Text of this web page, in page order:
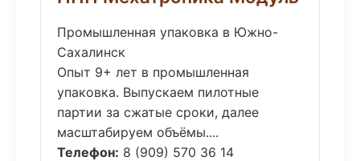
Промышленная упаковка в Южно-
Сахалинск
Опыт 9+ лет в промышленная
упаковка. Выпускаем пилотные
партии за сжатые сроки, далее
масштабируем объёмы....
Телефон: 8 (909) 570 36 14